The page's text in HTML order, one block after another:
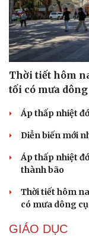
Thời tiết hôm
tối có mưa dông
Áp thấp nhiệt
Diễn biến mới
Áp thấp nhiệt
thành bão
Thời tiết hôm
có mưa dông
GIÁO DỤC